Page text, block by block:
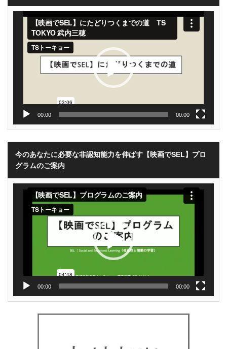
動
00:00 00:00
今のあなたに必要な非認知能力を伸ばす【映画でSEL】プロ
グラムのご案内
動
00:00 00:00